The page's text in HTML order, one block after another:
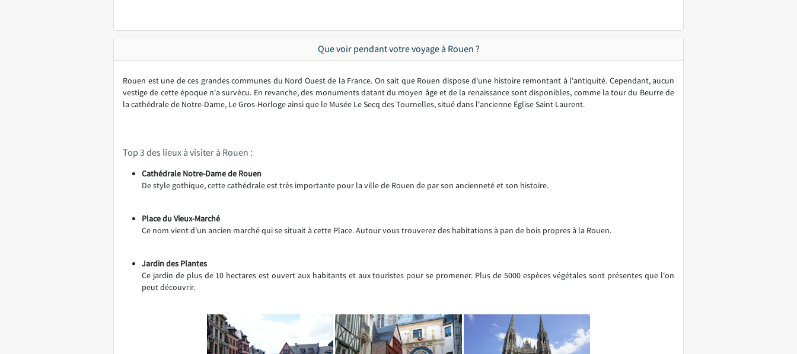
Que voir pendant votre voyage à Rouen ?
Rouen est une de ces grandes communes du Nord Ouest de la France. On sait que Rouen dispose d'une histoire remontant à l'antiquité. Cependant, aucun
vestige de cette époque n'a survécu. En revanche, des monuments datant du moyen âge et de la renaissance sont disponibles, comme la tour du Beurre de
la cathédrale de Notre-Dame, Le Gros-Horloge ainsi que le Musée Le Secq des Tournelles, situé dans l'ancienne Église Saint Laurent.
Top 3 des lieux à visiter à Rouen :
Cathédrale Notre-Dame de Rouen
De style gothique, cette cathédrale est très importante pour la ville de Rouen de par son ancienneté et son histoire.
Place du Vieux-Marché
Ce nom vient d'un ancien marché qui se situait à cette Place. Autour vous trouverez des habitations à pan de bois propres à la Rouen.
Jardin des Plantes
Ce jardin de plus de 10 hectares est ouvert aux habitants et aux touristes pour se promener. Plus de 5000 espèces végétales sont présentes que l'on
peut découvrir.